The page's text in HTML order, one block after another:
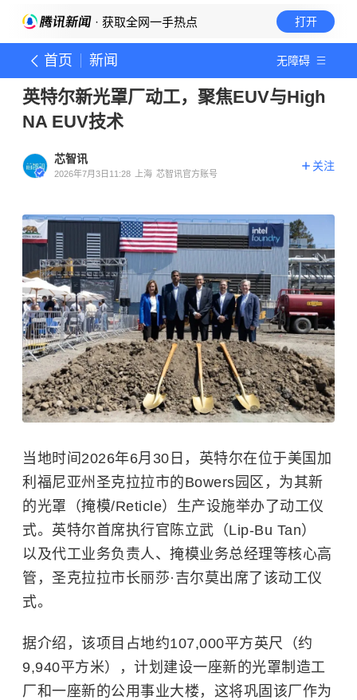
· 获取全网一手热点 打开
首页 新闻 无障碍
英特尔新光罩厂动工，聚焦EUV与High
NA EUV技术
芯智讯
2026年7月3日11:28 上海 芯智讯官方账号
关注
当地时间2026年6月30日，英特尔在位于美国加
利福尼亚州圣克拉拉市的Bowers园区，为其新
的光罩（掩模/Reticle）生产设施举办了动工仪
式。英特尔首席执行官陈立武（Lip-Bu Tan）
以及代工业务负责人、掩模业务总经理等核心高
管，圣克拉拉市长丽莎·吉尔莫出席了该动工仪
式。
据介绍，该项目占地约107,000平方英尺（约
9,940平方米），计划建设一座新的光罩制造工
厂和一座新的公用事业大楼，这将巩固该厂作为